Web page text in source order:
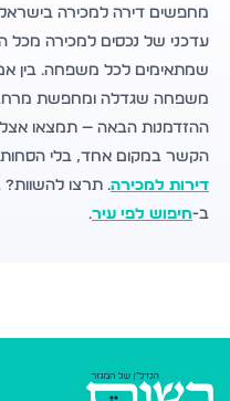
מחפשים דירה למכירה
עדכני של נכסים למכירה מכל
שמתאימים לכל משפחה. בין
משפחה שגדלה ומחפשת
ההזדמנות הבאה — תמצאו
הקשר במקום אחד, בלי הסחות
דירות למכירה. תרצו
ב-חיפוש לפי עיר.